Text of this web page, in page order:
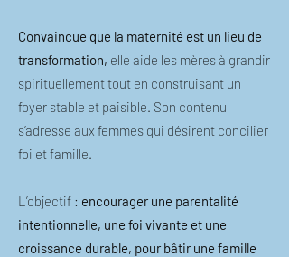
Convaincue que la maternité est un lieu de
transformation, elle aide les mères à grandir
spirituellement tout en construisant un
foyer stable et paisible. Son contenu
s’adresse aux femmes qui désirent concilier
foi et famille.
L’objectif : encourager une parentalité
intentionnelle, une foi vivante et une
croissance durable, pour bâtir une famille